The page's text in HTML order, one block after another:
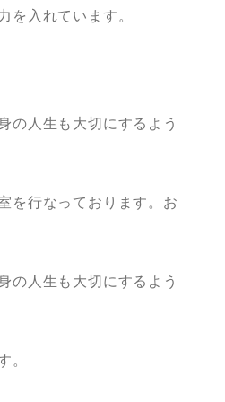
を入れています。
の人生も大切にするよう
を行なっております。お
の人生も大切にするよう
。